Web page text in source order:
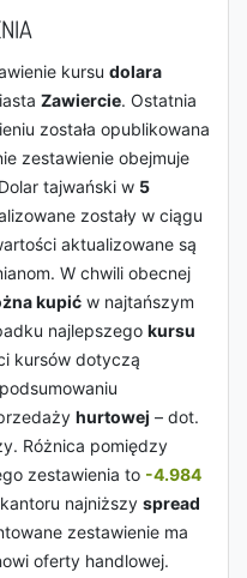
kursu dolara
Zawiercie. Ostatnia
została opublikowana
zestawienie obejmuje
tajwański w 5
zostały w ciągu
aktualizowane są
W chwili obecnej
kupić w najtańszym
najlepszego kursu
kursów dotyczą
hurtowej – dot.
Różnica pomiędzy
zestawienia to -4.984
najniższy spread
zestawienie ma
oferty handlowej.